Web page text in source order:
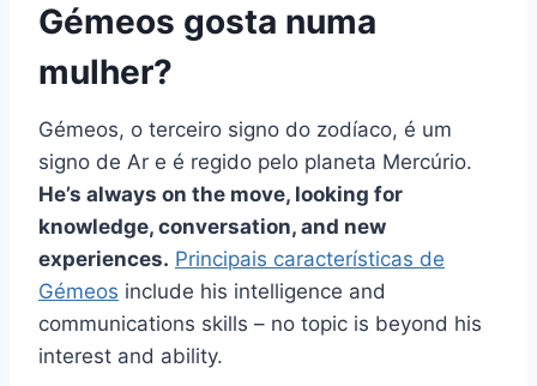
Gémeos gosta numa
mulher?
Gémeos, o terceiro signo do zodíaco, é um
signo de Ar e é regido pelo planeta Mercúrio.
He’s always on the move, looking for
knowledge, conversation, and new
experiences. Principais características de
Gémeos include his intelligence and
communications skills – no topic is beyond his
interest and ability.